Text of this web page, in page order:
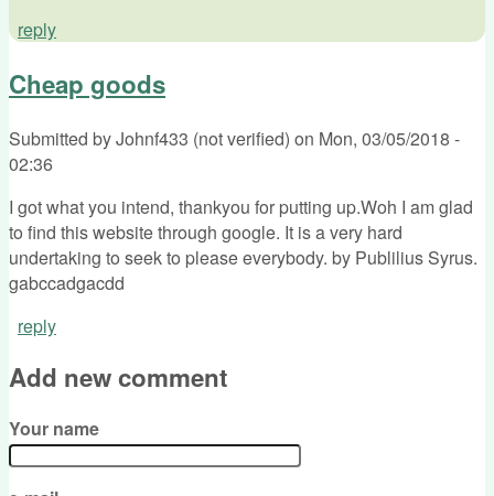
reply
Cheap goods
Submitted byJohnf433 (not verified) on Mon, 03/05/2018 -
02:36
I got what you intend, thankyou for putting up.Woh I am glad
to find this website through google. It is a very hard
undertaking to seek to please everybody. by Publilius Syrus.
gabccadgacdd
reply
Add new comment
Your name